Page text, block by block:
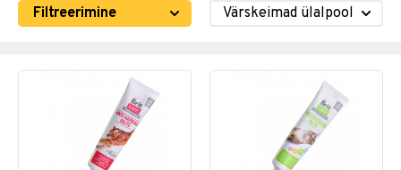
Filtreerimine